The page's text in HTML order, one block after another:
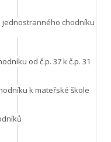
jednostranného chodníku
od č.p. 37 k č.p. 31
k mateřské škole